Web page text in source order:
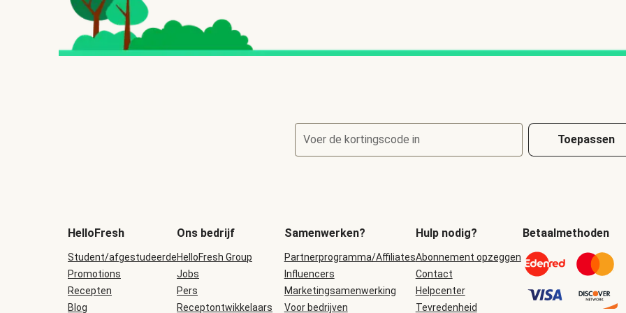
Voer de kortingscode in Toepassen
HelloFresh
Student/afgestudeerde
Promotions
Recepten
Blog
Ons bedrijf
HelloFresh Group
Jobs
Pers
Receptontwikkelaars
Samenwerken?
Partnerprogramma/Affiliates
Influencers
Marketingsamenwerking
Voor bedrijven
Hulp nodig?
Abonnement opzeggen
Contact
Helpcenter
Tevredenheid
Betaalmethoden